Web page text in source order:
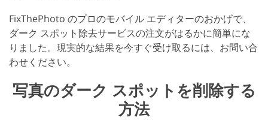
FixThePhoto のプロのモバイル エディターのおかげで、
ダーク スポット除去サービスの注文がはるかに簡単にな
りました。現実的な結果を今すぐ受け取るには、お問い合
わせください。
写真のダーク スポットを削除する
方法